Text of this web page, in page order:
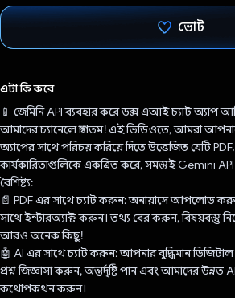
ভোট
এটা কি করে
📱 জেমিনি API ব্যবহার করে ডক্স এআই চ্যাট অ্যাপ
আমাদের চ্যানেলে স্বাগতম! এই ভিডিওতে, আমরা
অ্যাপের সাথে পরিচয় করিয়ে দিতে উত্তেজিত যেটি
কার্যকারিতাগুলিকে একত্রিত করে, সমস্তই Gemini API
বৈশিষ্ট্য:
📄 PDF এর সাথে চ্যাট করুন: অনায়াসে আপলোড
সাথে ইন্টারঅ্যাক্ট করুন। তথ্য বের করুন, বিষয়বস্তু
আরও অনেক কিছু!
🤖 AI এর সাথে চ্যাট করুন: আপনার বুদ্ধিমান
প্রশ্ন জিজ্ঞাসা করুন, অন্তর্দৃষ্টি পান এবং আমাদের উন্নত
কথোপকথন করুন।